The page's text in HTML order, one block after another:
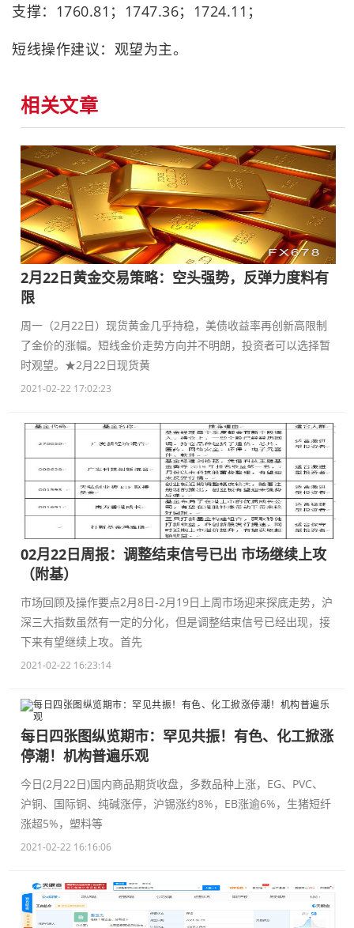
支撑：1760.81；1747.36；1724.11；
短线操作建议：观望为主。
相关文章
2月22日黄金交易策略：空头强势，反弹力度料有
限
周一（2月22日）现货黄金几乎持稳，美债收益率再创新高限制
了金价的涨幅。短线金价走势方向并不明朗，投资者可以选择暂
时观望。★2月22日现货黄
2021-02-22 17:02:23
02月22日周报：调整结束信号已出 市场继续上攻
（附基）
市场回顾及操作要点2月8日-2月19日上周市场迎来探底走势，沪
深三大指数虽然有一定的分化，但是调整结束信号已经出现，接
下来有望继续上攻。首先
2021-02-22 16:23:14
每日四张图纵览期市：罕见共振！有色、化工掀涨
停潮！机构普遍乐观
今日(2月22日)国内商品期货收盘，多数品种上涨，EG、PVC、
沪铜、国际铜、纯碱涨停，沪锡涨约8%，EB涨逾6%，生猪短纤
涨超5%，塑料等
2021-02-22 16:16:06